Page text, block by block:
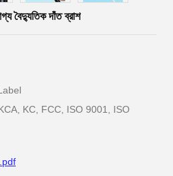
বৈদ্যুতিক দাঁত ব্রাশ
KC, FCC, ISO 9001, ISO